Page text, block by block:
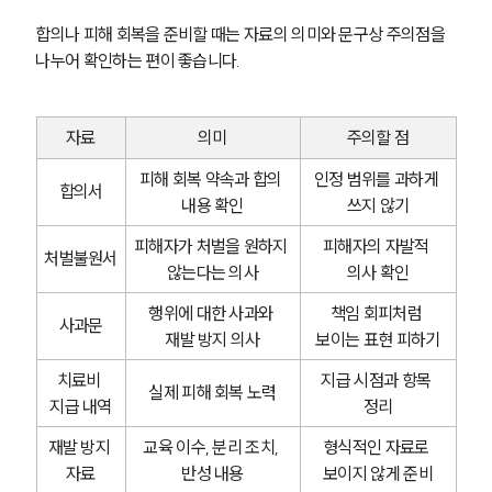
합의나 피해 회복을 준비할 때는 자료의 의미와 문구상 주의점을
나누어 확인하는 편이 좋습니다.
자료 의미 주의할 점
합의서
피해 회복 약속과 합의
내용 확인
인정 범위를 과하게
쓰지 않기
처벌불원서
피해자가 처벌을 원하지
않는다는 의사
피해자의 자발적
의사 확인
사과문
행위에 대한 사과와
재발 방지 의사
책임 회피처럼
보이는 표현 피하기
치료비
지급 내역
실제 피해 회복 노력
지급 시점과 항목
정리
재발 방지
자료
교육 이수, 분리 조치,
반성 내용
형식적인 자료로
보이지 않게 준비